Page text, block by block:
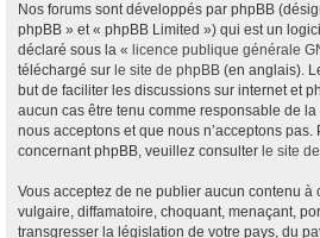
Nos forums sont développés par phpBB
phpBB » et « phpBB Limited ») qui est un
déclaré sous la « licence publique générale
téléchargé sur le site de phpBB (en anglais).
but de faciliter les discussions sur internet et
aucun cas être tenu comme responsable de
nous acceptons et que nous n’acceptons pas.
concernant phpBB, veuillez consulter le site
Vous acceptez de ne publier aucun contenu à
vulgaire, diffamatoire, choquant, menaçant,
transgresser la législation de votre pays, du